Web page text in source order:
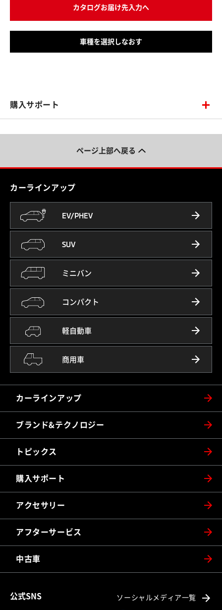
カタログお届け先入力へ
車種を選択しなおす
購入サポート
ページ上部へ戻る
カーラインアップ
カーラインアップ
EV/PHEV
SUV
ミニバン
コンパクト
軽自動車
商用車
ブランド&テクノロジー
トピックス
購入サポート
アクセサリー
アフターサービス
中古車
公式SNS ソーシャルメディア一覧